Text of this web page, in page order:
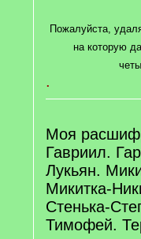
Пожалуйста,
на которую
.
Моя
Гавриил.
Лукьян.
Микитка-
Стенька-
Тимофей.